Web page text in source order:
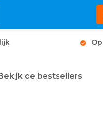
de bestsellers